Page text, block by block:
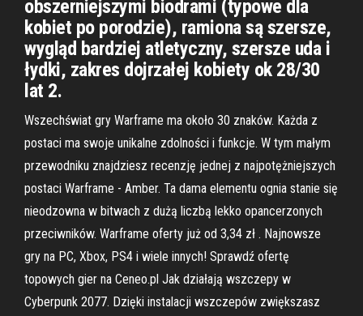
obszerniejszymi biodrami (typowe dla
kobiet po porodzie), ramiona są szersze,
wygląd bardziej atletyczny, szersze uda i
łydki, zakres dojrzałej kobiety ok 28/30
lat 2.
Wszechświat gry Warframe ma około 30 znaków. Każda z
postaci ma swoje unikalne zdolności i funkcje. W tym małym
przewodniku znajdziesz recenzję jednej z najpotężniejszych
postaci Warframe - Amber. Ta dama elementu ognia stanie się
nieodzowna w bitwach z dużą liczbą lekko opancerzonych
przeciwników. Warframe oferty już od 3,34 zł . Najnowsze
gry na PC, Xbox, PS4 i wiele innych! Sprawdź ofertę
topowych gier na Ceneo.pl Jak działają wszczepy w
Cyberpunk 2077. Dzięki instalacji wszczepów zwiększasz